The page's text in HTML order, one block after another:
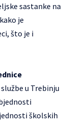
sastanke na
je
što je i
u Trebinju
školskih